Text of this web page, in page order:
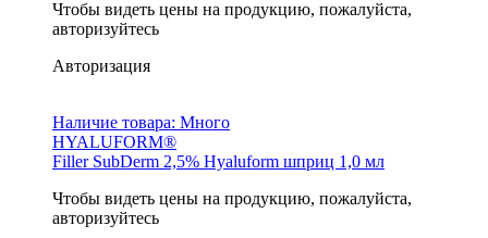
Чтобы видеть цены на продукцию, пожалуйста,
авторизуйтесь
Авторизация
Наличие товара: Много
HYALUFORM®
Filler SubDerm 2,5% Hyaluform шприц 1,0 мл
Чтобы видеть цены на продукцию, пожалуйста,
авторизуйтесь